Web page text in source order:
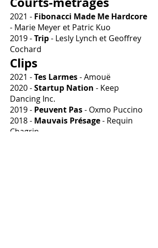
2021 - Fibonacci Made Me Hardcore
- Marie Meyer et Patric Kuo
2019 -Trip- Lesly Lynch et Geoffrey
Cochard
Clips
2021 -Tes Larmes- Amouë
2020 -Startup Nation - Keep
Dancing Inc.
2019 - Peuvent Pas- Oxmo Puccino
2018 - Mauvais Présage- Requin
Chagrin